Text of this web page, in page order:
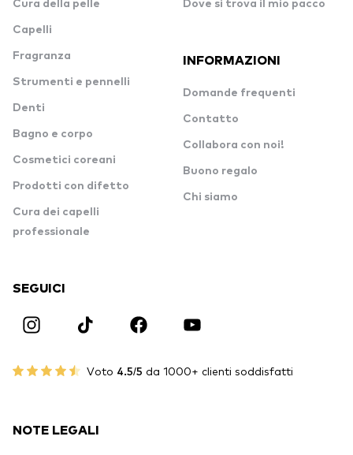
Cura della pelle
Capelli
Fragranza
Strumenti e pennelli
Denti
Bagno e corpo
Cosmetici coreani
Prodotti con difetto
Cura dei capelli
professionale
Dove si trova il mio pacco
INFORMAZIONI
Domande frequenti
Contatto
Collabora con noi!
Buono regalo
Chi siamo
SEGUICI
Voto 4.5/5 da 1000+ clienti soddisfatti
NOTE LEGALI